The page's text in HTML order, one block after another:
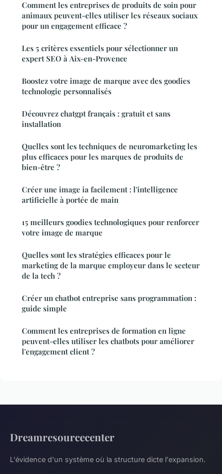
Comment les entreprises de produits de soin pour
animaux peuvent-elles utiliser les réseaux sociaux
pour un engagement efficace ?
Les 5 critères essentiels pour sélectionner un
expert SEO à Aix-en-Provence
Boostez votre image de marque avec des goodies
technologie personnalisés
Découvrez chatgpt français : gratuit et sans
installation
Quelles sont les techniques de neuromarketing les
plus efficaces pour les marques de produits de
bien-être ?
Créer une image ia facilement : l'intelligence
artificielle à portée de main
15 meilleurs goodies technologiques pour renforcer
votre image de marque
Quelles sont les stratégies efficaces pour le
marketing de la marque employeur dans le secteur
de la tech ?
Créer un chatbot entreprise sans programmation :
guide simple
Comment les entreprises de formation en ligne
peuvent-elles utiliser les chatbots pour améliorer
l'engagement client ?
Dreamresourcecenter
L'évidence d'un système où la structure dicte l'expansion.